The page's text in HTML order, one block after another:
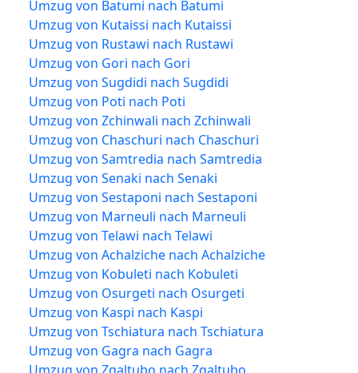
Umzug von Batumi nach Batumi
Umzug von Kutaissi nach Kutaissi
Umzug von Rustawi nach Rustawi
Umzug von Gori nach Gori
Umzug von Sugdidi nach Sugdidi
Umzug von Poti nach Poti
Umzug von Zchinwali nach Zchinwali
Umzug von Chaschuri nach Chaschuri
Umzug von Samtredia nach Samtredia
Umzug von Senaki nach Senaki
Umzug von Sestaponi nach Sestaponi
Umzug von Marneuli nach Marneuli
Umzug von Telawi nach Telawi
Umzug von Achalziche nach Achalziche
Umzug von Kobuleti nach Kobuleti
Umzug von Osurgeti nach Osurgeti
Umzug von Kaspi nach Kaspi
Umzug von Tschiatura nach Tschiatura
Umzug von Gagra nach Gagra